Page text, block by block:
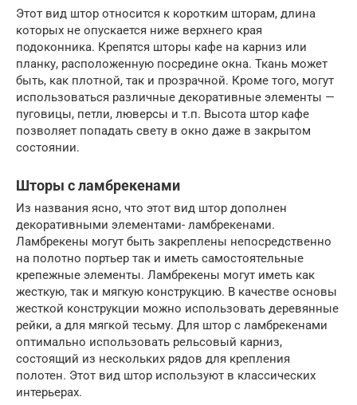
Этот вид штор относится к коротким шторам, длина
которых не опускается ниже верхнего края
подоконника. Крепятся шторы кафе на карниз или
планку, расположенную посредине окна. Ткань может
быть, как плотной, так и прозрачной. Кроме того, могут
использоваться различные декоративные элементы —
пуговицы, петли, люверсы и т.п. Высота штор кафе
позволяет попадать свету в окно даже в закрытом
состоянии.
Шторы с ламбрекенами
Из названия ясно, что этот вид штор дополнен
декоративными элементами- ламбрекенами.
Ламбрекены могут быть закреплены непосредственно
на полотно портьер так и иметь самостоятельные
крепежные элементы. Ламбрекены могут иметь как
жесткую, так и мягкую конструкцию. В качестве основы
жесткой конструкции можно использовать деревянные
рейки, а для мягкой тесьму. Для штор с ламбрекенами
оптимально использовать рельсовый карниз,
состоящий из нескольких рядов для крепления
полотен. Этот вид штор используют в классических
интерьерах.